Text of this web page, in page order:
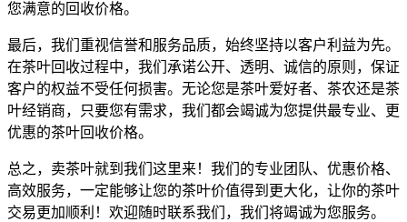
您满意的回收价格。
最后，我们重视信誉和服务品质，始终坚持以客户利益为先。
在茶叶回收过程中，我们承诺公开、透明、诚信的原则，保证
客户的权益不受任何损害。无论您是茶叶爱好者、茶农还是茶
叶经销商，只要您有需求，我们都会竭诚为您提供最专业、更
优惠的茶叶回收价格。
总之，卖茶叶就到我们这里来！我们的专业团队、优惠价格、
高效服务，一定能够让您的茶叶价值得到更大化，让你的茶叶
交易更加顺利！欢迎随时联系我们，我们将竭诚为您服务。